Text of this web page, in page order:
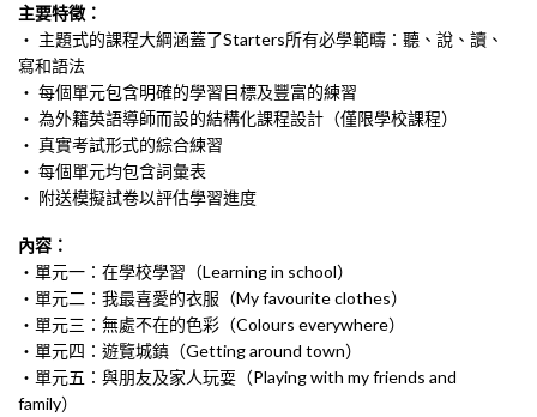
主要特徵：
・ 主題式的課程大綱涵蓋了Starters所有必學範疇：聽、說、讀、
寫和語法
・ 每個單元包含明確的學習目標及豐富的練習
・ 為外籍英語導師而設的結構化課程設計（僅限學校課程）
・ 真實考試形式的綜合練習
・ 每個單元均包含詞彙表
・ 附送模擬試卷以評估學習進度
內容：
・單元一：在學校學習（Learning in school）
・單元二：我最喜愛的衣服（My favourite clothes）
・單元三：無處不在的色彩（Colours everywhere）
・單元四：遊覽城鎮（Getting around town）
・單元五：與朋友及家人玩耍（Playing with my friends and
family）